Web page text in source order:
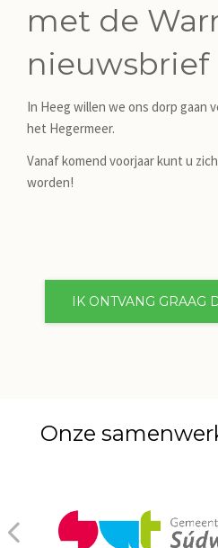
met de
nieuwsbrief
In Heeg willen we ons dorp gaan
het Hegermeer.
Vanaf komend voorjaar kunt u
worden!
IK ONTVANG GRAAG
Onze